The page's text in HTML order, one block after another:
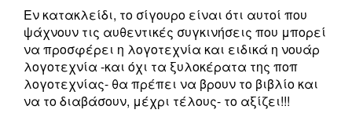
Εν κατακλείδι, το σίγουρο είναι ότι αυτοί που
ψάχνουν τις αυθεντικές συγκινήσεις που μπορεί
να προσφέρει η λογοτεχνία και ειδικά η νουάρ
λογοτεχνία -και όχι τα ξυλοκέρατα της ποπ
λογοτεχνίας- θα πρέπει να βρουν το βιβλίο και
να το διαβάσουν, μέχρι τέλους- το αξίζει!!!